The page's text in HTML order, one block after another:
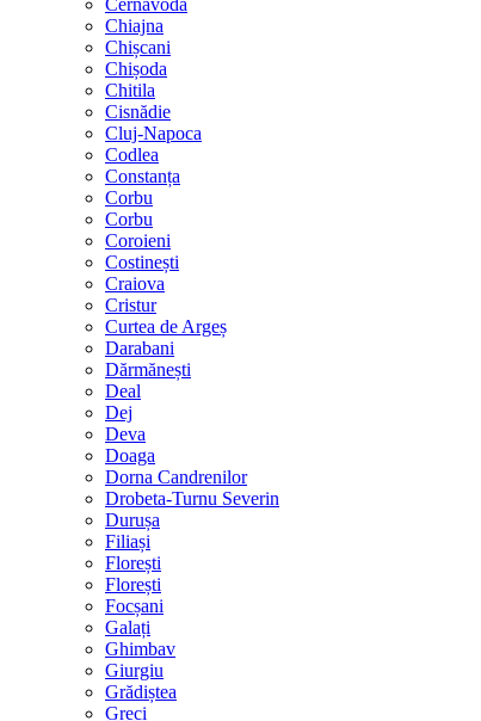
Cernavodă
Chiajna
Chișcani
Chișoda
Chitila
Cisnădie
Cluj-Napoca
Codlea
Constanța
Corbu
Corbu
Coroieni
Costinești
Craiova
Cristur
Curtea de Argeș
Darabani
Dărmănești
Deal
Dej
Deva
Doaga
Dorna Candrenilor
Drobeta-Turnu Severin
Durușa
Filiași
Florești
Florești
Focșani
Galați
Ghimbav
Giurgiu
Grădiștea
Greci